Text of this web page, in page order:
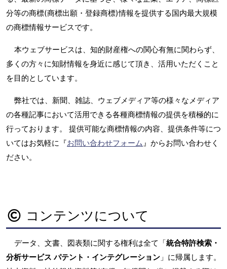
分等の商標(商標出願・登録商標)情報を提供する国内最大規模
の商標情報サービスです。
本ウェブサービスは、知的財産権への関心有無に関わらず、
多くの方々に知財情報を身近に感じて頂き、活用いただくこと
を目的としています。
弊社では、新聞、雑誌、ウェブメディア等の様々なメディア
の各種記事において活用できる各種商標情報の提供を積極的に
行っております。 提供可能な商標情報の内容、提供条件等につ
いてはお気軽に『お問い合わせフォーム 』からお問い合わせく
ださい。
コンテンツについて
データ、文書、図表類に関する権利は全て「統合特許検索・
分析サービス パテント・インテグレーション 」に帰属します。